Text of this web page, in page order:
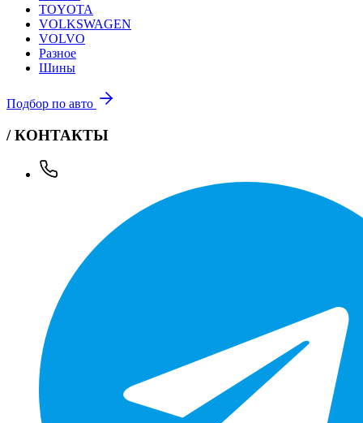
TOYOTA
VOLKSWAGEN
VOLVO
Разное
Шины
Подбор по авто
/ КОНТАКТЫ